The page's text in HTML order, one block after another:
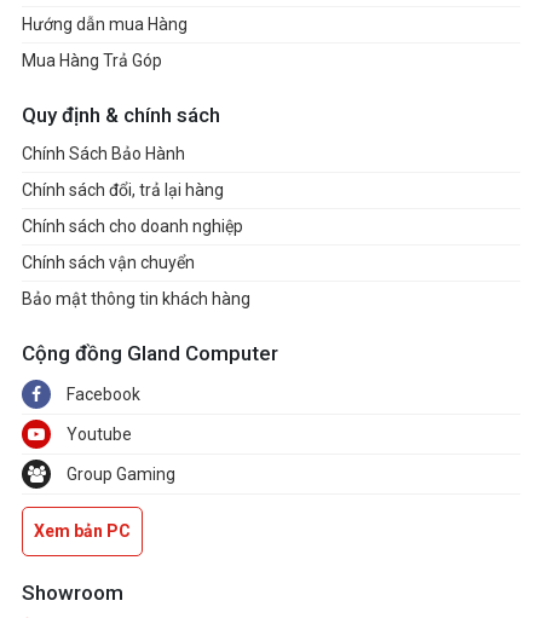
Hướng dẫn mua Hàng
Mua Hàng Trả Góp
Quy định & chính sách
Chính Sách Bảo Hành
Chính sách đổi, trả lại hàng
Chính sách cho doanh nghiệp
Chính sách vận chuyển
Bảo mật thông tin khách hàng
Cộng đồng Gland Computer
Facebook
Youtube
Group Gaming
Xem bản PC
Showroom